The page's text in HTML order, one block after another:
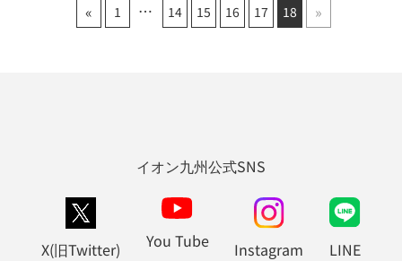
« 1 14 15 16 17 18 »
イオン九州公式SNS
X(旧Twitter) You Tube Instagram LINE